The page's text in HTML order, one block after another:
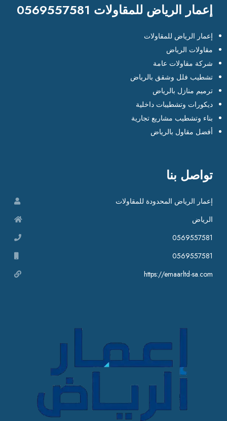
إعمار الرياض للمقاولات 0569557581
إعمار الرياض للمقاولات
مقاولات الرياض
شركة مقاولات عامة
تشطيب فلل وشقق بالرياض
ترميم منازل بالرياض
ديكورات وتشطيبات داخلية
بناء وتشطيب مشاريع تجارية
أفضل مقاول بالرياض
تواصل بنا
إعمار الرياض المحدودة للمقاولات
الرياض
0569557581
0569557581
https://emaarltd-sa.com